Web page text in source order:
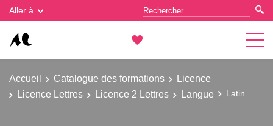
Aller à
Accueil Catalogue des formations
Licence
Licence Lettres
Licence 2 Lettres Langue Latin
Gestion des cookies